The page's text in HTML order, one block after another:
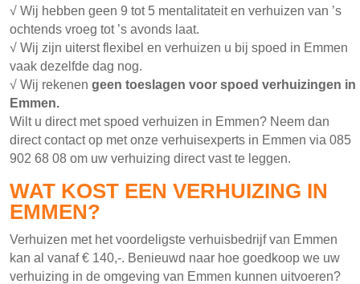
√ Wij hebben geen 9 tot 5 mentalitateit en verhuizen van ’s
ochtends vroeg tot ’s avonds laat.
√ Wij zijn uiterst flexibel en verhuizen u bij spoed in Emmen
vaak dezelfde dag nog.
√ Wij rekenen geen toeslagen voor spoed verhuizingen in
Emmen.
Wilt u direct met spoed verhuizen in Emmen? Neem dan
direct contact op met onze verhuisexperts in Emmen via 085
902 68 08 om uw verhuizing direct vast te leggen.
WAT KOST EEN VERHUIZING IN
EMMEN?
Verhuizen met het voordeligste verhuisbedrijf van Emmen
kan al vanaf € 140,-. Benieuwd naar hoe goedkoop we uw
verhuizing in de omgeving van Emmen kunnen uitvoeren?